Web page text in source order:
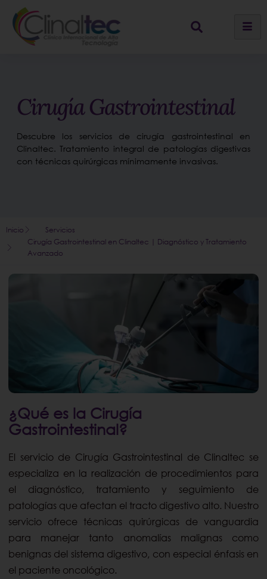
Cirugía Gastrointestinal
Descubre los servicios de cirugía gastrointestinal en
Clinaltec. Tratamiento integral de patologías digestivas
con técnicas quirúrgicas mínimamente invasivas.
Inicio
Servicios
Cirugía Gastrointestinal en Clinaltec | Diagnóstico y Tratamiento
Avanzado
¿Qué es la Cirugía
Gastrointestinal?
El servicio de Cirugía Gastrointestinal de Clinaltec se
especializa en la realización de procedimientos para
el diagnóstico, tratamiento y seguimiento de
patologías que afectan el tracto digestivo alto. Nuestro
servicio ofrece técnicas quirúrgicas de vanguardia
para manejar tanto anomalías malignas como
benignas del sistema digestivo, con especial énfasis en
el paciente oncológico.